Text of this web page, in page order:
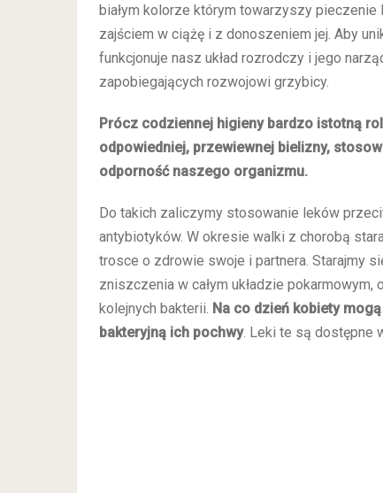
białym kolorze którym towarzyszy
zajściem w ciążę i z donoszeniem jej. Aby
funkcjonuje nasz układ rozrodczy i jego
zapobiegających rozwojowi grzybicy.
Prócz codziennej higieny bardzo istotną
odpowiedniej, przewiewnej bielizny,
odporność naszego organizmu.
Do takich zaliczymy stosowanie leków
antybiotyków. W okresie walki z chorobą
trosce o zdrowie swoje i partnera. Starajmy
zniszczenia w całym układzie pokarmowym,
kolejnych bakterii. Na co dzień kobiety
bakteryjną ich pochwy. Leki te są dostępne